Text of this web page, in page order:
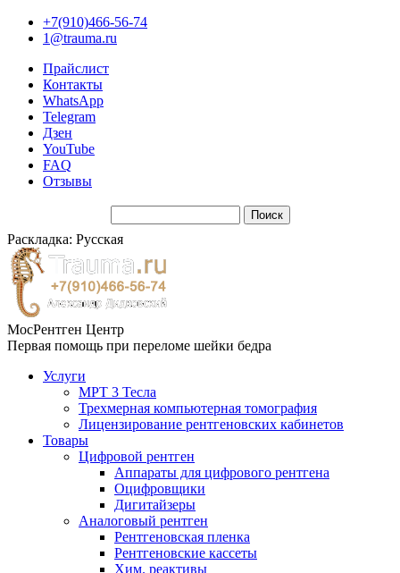
+7(910)466-56-74
1@trauma.ru
Прайслист
Контакты
WhatsApp
Telegram
Дзен
YouTube
FAQ
Отзывы
Раскладка: Русская
МосРентген Центр
Первая помощь при переломе шейки бедра
Услуги
МРТ 3 Тесла
Трехмерная компьютерная томография
Лицензирование рентгеновских кабинетов
Товары
Цифровой рентген
Аппараты для цифрового рентгена
Оцифровщики
Дигитайзеры
Аналоговый рентген
Рентгеновская пленка
Рентгеновские кассеты
Хим. реактивы